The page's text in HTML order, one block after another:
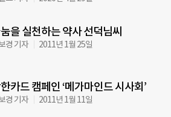
을 실천하는 약사 선덕님씨
경 기자 2011년 1월 25일
카드 캠페인 ‘메가마인드 시사회’
경 기자 2011년 1월 11일